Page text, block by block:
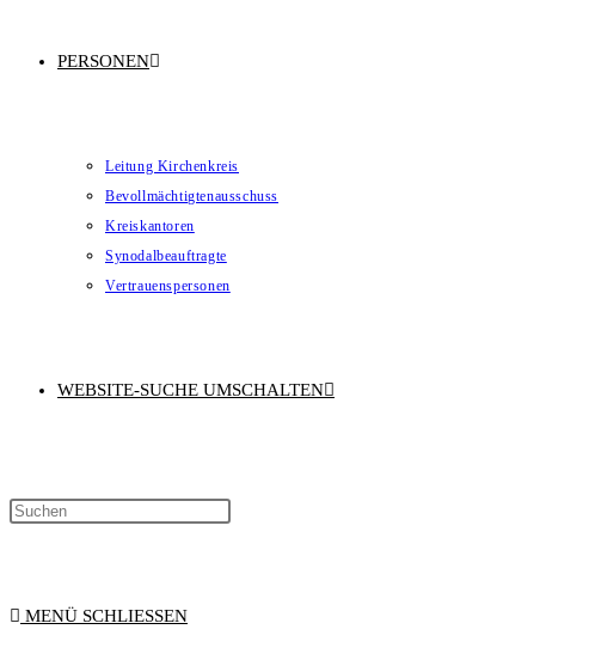
PERSONEN
Leitung Kirchenkreis
Bevollmächtigtenausschuss
Kreiskantoren
Synodalbeauftragte
Vertrauenspersonen
WEBSITE-SUCHE UMSCHALTEN
MENÜ SCHLIESSEN